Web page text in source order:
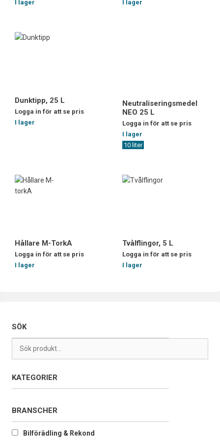
I lager
I lager
Dunktipp, 25 L
Logga in för att se pris
I lager
Neutraliseringsmedel
NEO 25 L
Logga in för att se pris
I lager
10 liter
Hållare M-TorkA
Logga in för att se pris
I lager
Tvålflingor, 5 L
Logga in för att se pris
I lager
SÖK
KATEGORIER
BRANSCHER
Bilförädling & Rekond